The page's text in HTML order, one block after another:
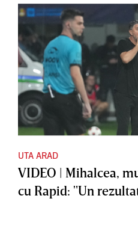
UTA ARAD
VIDEO | Mihalcea,
cu Rapid: "Un